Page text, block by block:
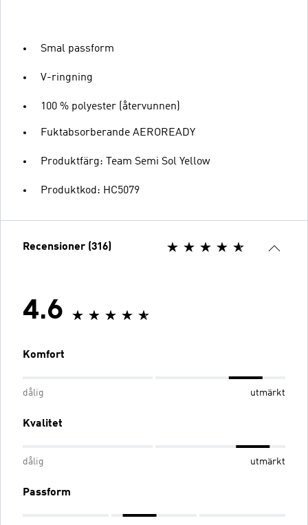
Smal passform
V-ringning
100 % polyester (återvunnen)
Fuktabsorberande AEROREADY
Produktfärg: Team Semi Sol Yellow
Produktkod: HC5079
Recensioner (316)
4.6
Komfort
dålig utmärkt
Kvalitet
dålig utmärkt
Passform